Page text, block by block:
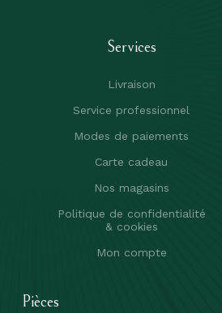
Services
Livraison
Service professionnel
Modes de paiements
Carte cadeau
Nos magasins
Politique de confidentialité
& cookies
Mon compte
Pièces